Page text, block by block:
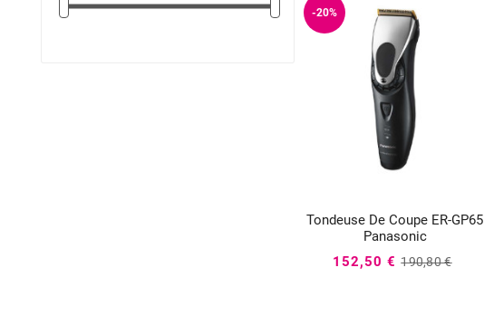
Rentrée sereine : Prenez soin de vous
-20%
Tondeuse De Coupe ER-GP65
Panasonic

152,50 € 190,80 €